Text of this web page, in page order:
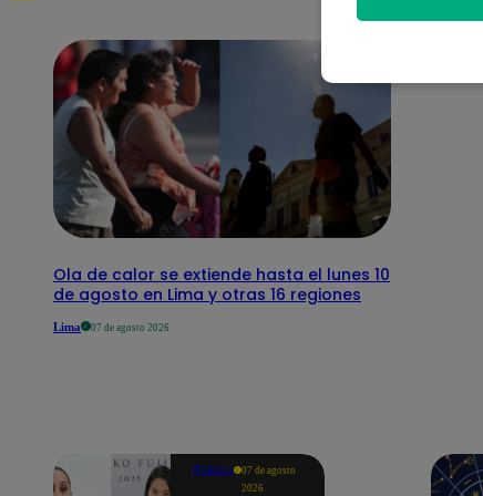
Ola de calor se extiende hasta el lunes 10
de agosto en Lima y otras 16 regiones
Lima 07 de agosto 2026
Política
07 de agosto
2026